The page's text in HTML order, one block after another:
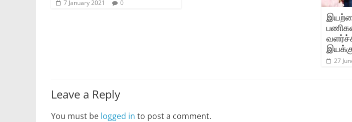
7 January 2021 0
27
Leave a Reply
You must be logged in to post a comment.